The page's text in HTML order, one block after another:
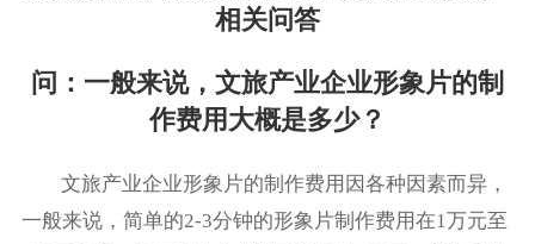
相关问答
问：一般来说，文旅产业企业形象片的制
作费用大概是多少？
文旅产业企业形象片的制作费用因各种因素而异，
一般来说，简单的2-3分钟的形象片制作费用在1万元至